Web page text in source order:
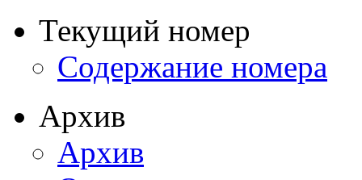
Текущий номер
Содержание номера
Архив
Архив